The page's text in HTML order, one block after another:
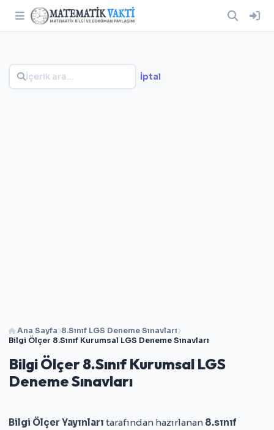
Ana Sayfa 8.Sınıf LGS Deneme Sınavları
Bilgi Ölçer 8.Sınıf Kurumsal LGS Deneme Sınavları
Bilgi Ölçer 8.Sınıf Kurumsal LGS
Deneme Sınavları
Bilgi Ölçer Yayınları tarafından hazırlanan 8.sınıf
İptal